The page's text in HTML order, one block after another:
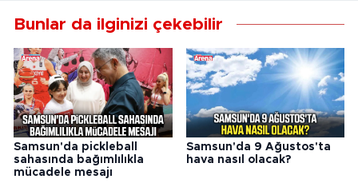
Bunlar da ilginizi çekebilir
Samsun'da pickleball
sahasında bağımlılıkla
mücadele mesajı
Samsun'da 9 Ağustos'ta
hava nasıl olacak?